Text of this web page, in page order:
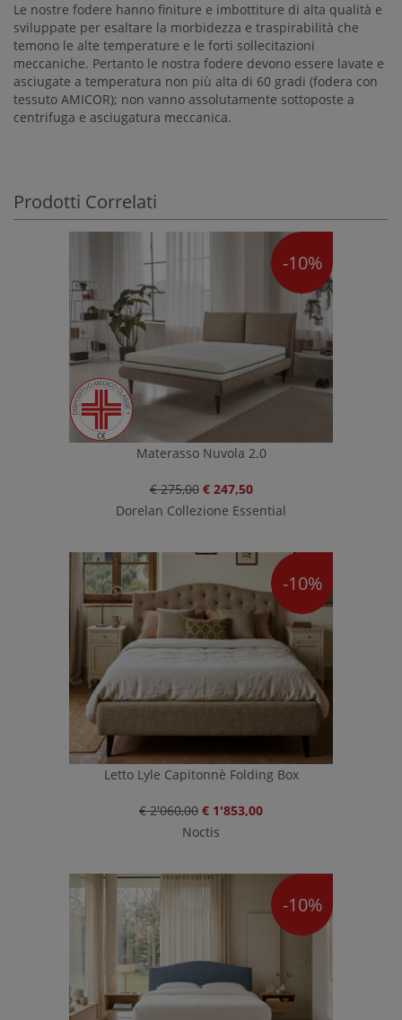
Le nostre fodere hanno finiture e imbottiture di alta qualità e
sviluppate per esaltare la morbidezza e traspirabilità che
temono le alte temperature e le forti sollecitazioni
meccaniche. Pertanto le nostra fodere devono essere lavate e
asciugate a temperatura non più alta di 60 gradi (fodera con
tessuto AMICOR); non vanno assolutamente sottoposte a
centrifuga e asciugatura meccanica.
Prodotti Correlati
-10%
Materasso Nuvola 2.0
€ 275,00 € 247,50
Dorelan Collezione Essential
-10%
Letto Lyle Capitonnè Folding Box
€ 2'060,00 € 1'853,00
Noctis
-10%